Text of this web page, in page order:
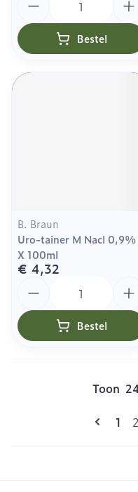
Bestel
B. Braun
Uro-tainer M Nacl 0,9%
X 100ml
€ 4,32
Bestel
U
1 2
Toon